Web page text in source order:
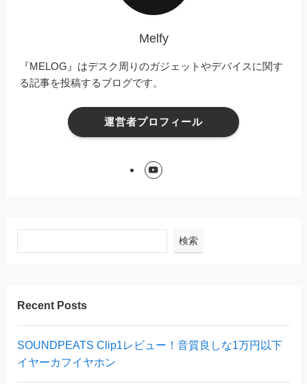
Melfy
『MELOG』はデスク周りのガジェットやデバイスに関す
る記事を投稿するブログです。
運営者プロフィール
検索
Recent Posts
SOUNDPEATS Clip1レビュー！音質良しな1万円以下
イヤーカフイヤホン